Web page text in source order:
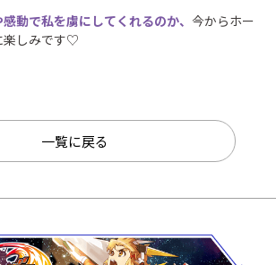
動で私を虜にしてくれるのか、 今からホー
楽しみです♡
一覧に戻る